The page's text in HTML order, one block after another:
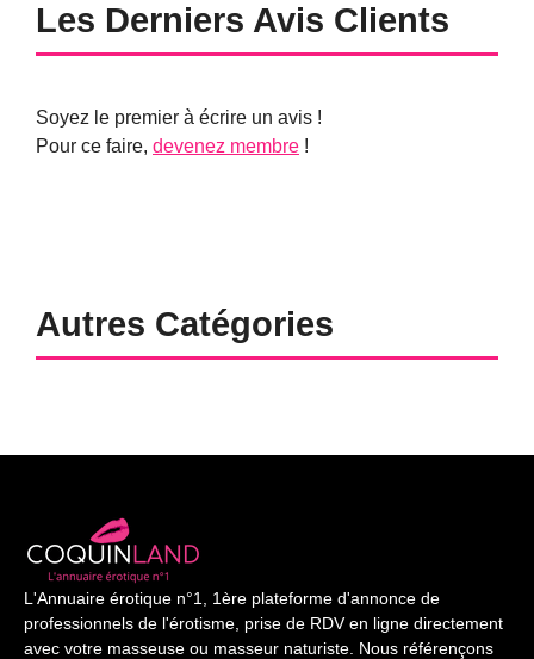
Les Derniers Avis Clients
Soyez le premier à écrire un avis !
Pour ce faire, devenez membre !
Autres Catégories
L'Annuaire érotique n°1, 1ère plateforme d'annonce de
professionnels de l'érotisme, prise de RDV en ligne directement
avec votre masseuse ou masseur naturiste. Nous référençons